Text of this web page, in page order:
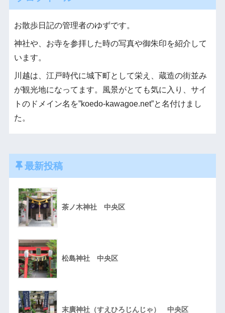
お散歩日記の管理者のゆずです。
神社や、お寺を参拝した時の写真や御朱印を紹介して
います。
川越は、江戸時代に城下町として栄え、蔵造の街並み
が観光地になってます。風景がとても気に入り、サイ
トのドメイン名を”koedo-kawagoe.net”と名付けまし
た。
最新投稿
茶ノ木神社 中央区
松島神社 中央区
末廣神社（すえひろじんじゃ） 中央区